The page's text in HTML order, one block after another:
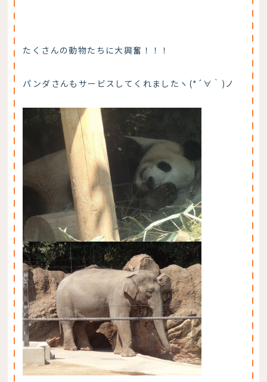
たくさんの動物たちに大興奮！！！
パンダさんもサービスしてくれましたヽ(*´∀｀)ノ